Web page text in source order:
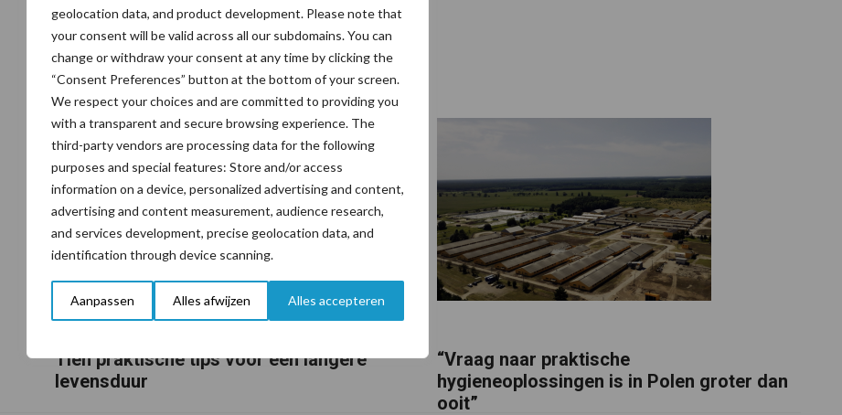
geolocation data, and product development. Please note that
your consent will be valid across all our subdomains. You can
change or withdraw your consent at any time by clicking the
“Consent Preferences” button at the bottom of your screen.
We respect your choices and are committed to providing you
with a transparent and secure browsing experience. The
third-party vendors are processing data for the following
purposes and special features: Store and/or access
information on a device, personalized advertising and content,
advertising and content measurement, audience research,
and services development, precise geolocation data, and
identification through device scanning.
Aanpassen Alles afwijzen Alles accepteren
Tien praktische tips voor een langere
levensduur
“Vraag naar praktische
hygieneoplossingen is in Polen groter dan
ooit”